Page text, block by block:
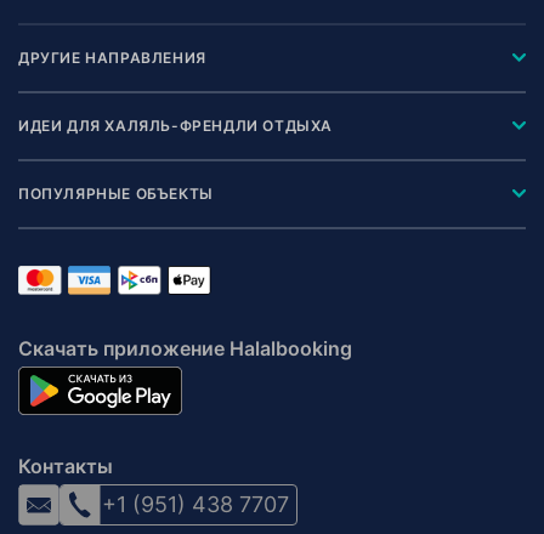
ДРУГИЕ НАПРАВЛЕНИЯ
ИДЕИ ДЛЯ ХАЛЯЛЬ-ФРЕНДЛИ ОТДЫХА
ПОПУЛЯРНЫЕ ОБЪЕКТЫ
Скачать приложение Halalbooking
Контакты
+1 (951) 438 7707